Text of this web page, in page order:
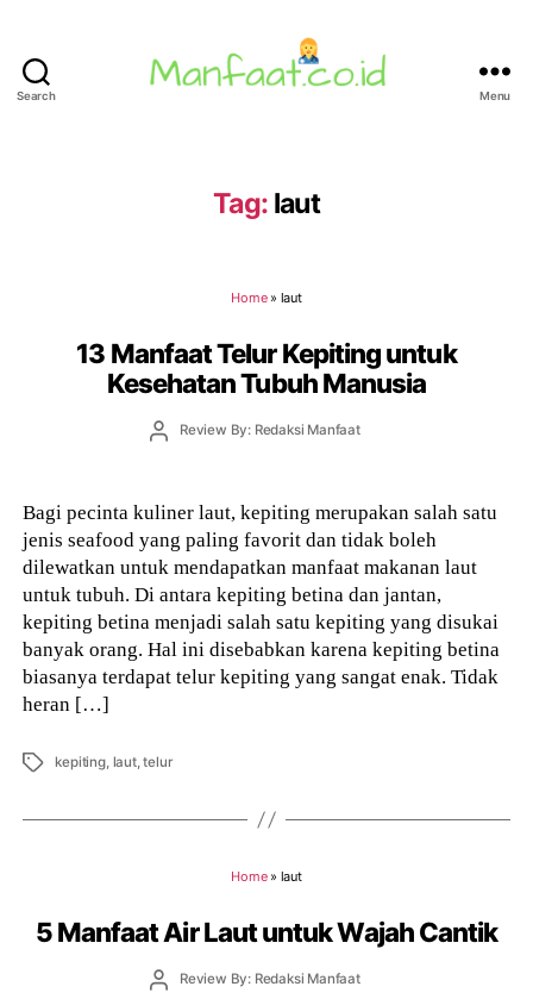
Search Menu
Tag: laut
Home» laut
13 Manfaat Telur Kepiting untuk
Kesehatan Tubuh Manusia
PostReview By: Redaksi Manfaat
Bagi pecinta kuliner laut, kepiting merupakan salah satu
jenis seafood yang paling favorit dan tidak boleh
dilewatkan untuk mendapatkan manfaat makanan laut
untuk tubuh. Di antara kepiting betina dan jantan,
kepiting betina menjadi salah satu kepiting yang disukai
banyak orang. Hal ini disebabkan karena kepiting betina
biasanya terdapat telur kepiting yang sangat enak. Tidak
heran […]
Tags kepiting, laut,telur
Home» laut
5 Manfaat Air Laut untuk Wajah Cantik
PostReview By: Redaksi Manfaat